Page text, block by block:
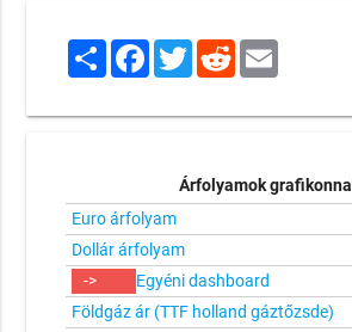
ShareFacebook
TwitterRedditEmail
Árfolyamok grafikonnal
Euro árfolyam
Dollár árfolyam
->
Egyéni dashboard
Földgáz ár (TTF holland gáztőzsde)